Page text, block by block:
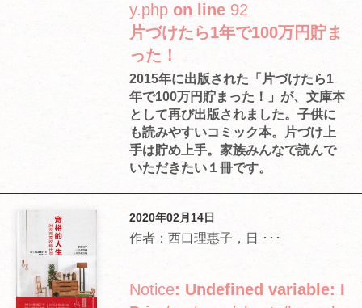
y.php on line 92
片づけたら1年で100万円貯ま
った！
2015年に出版された「片づけたら1
年で100万円貯まった！」が、文庫本
として再び出版されました。子供に
も読みやすいコミック本。片づけ上
手は貯め上手。家族みんなで読んで
いただきたい１冊です。
2020年02月14日
作者：西口理惠子，日 ･･･
Notice: Undefined variable: I